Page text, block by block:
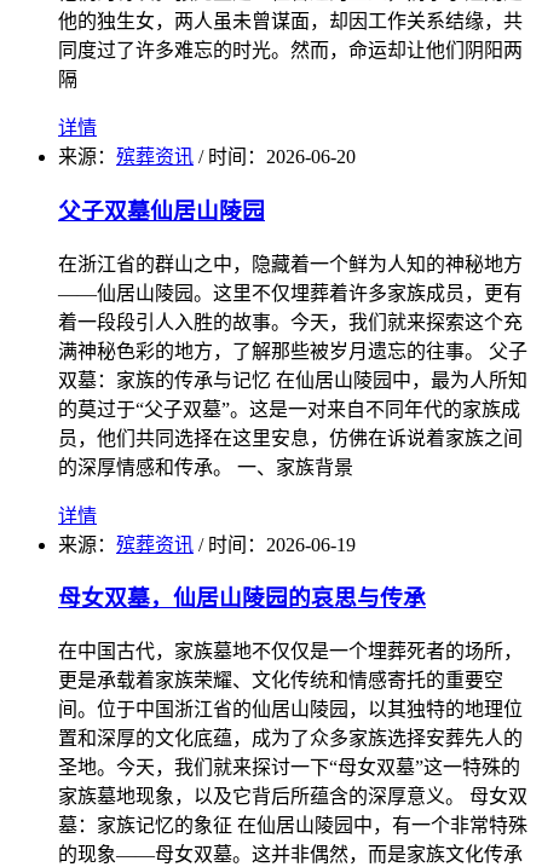
他的独生女，两人虽未曾谋面，却因工作关系结缘，共
同度过了许多难忘的时光。然而，命运却让他们阴阳两
隔
详情
来源： 殡葬资讯 / 时间： 2026-06-20
父子双墓仙居山陵园
在浙江省的群山之中，隐藏着一个鲜为人知的神秘地方
——仙居山陵园。这里不仅埋葬着许多家族成员，更有
着一段段引人入胜的故事。今天，我们就来探索这个充
满神秘色彩的地方，了解那些被岁月遗忘的往事。 父子
双墓：家族的传承与记忆 在仙居山陵园中，最为人所知
的莫过于“父子双墓”。这是一对来自不同年代的家族成
员，他们共同选择在这里安息，仿佛在诉说着家族之间
的深厚情感和传承。 一、家族背景
详情
来源： 殡葬资讯 / 时间： 2026-06-19
母女双墓，仙居山陵园的哀思与传承
在中国古代，家族墓地不仅仅是一个埋葬死者的场所，
更是承载着家族荣耀、文化传统和情感寄托的重要空
间。位于中国浙江省的仙居山陵园，以其独特的地理位
置和深厚的文化底蕴，成为了众多家族选择安葬先人的
圣地。今天，我们就来探讨一下“母女双墓”这一特殊的
家族墓地现象，以及它背后所蕴含的深厚意义。 母女双
墓：家族记忆的象征 在仙居山陵园中，有一个非常特殊
的现象——母女双墓。这并非偶然，而是家族文化传承